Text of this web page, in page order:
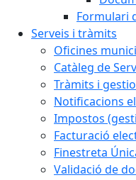
Formulari
Serveis i tràmits
Oficines
Catàleg de
Tràmits i
Notificacions
Impostos
Facturació
Finestreta
Validació de